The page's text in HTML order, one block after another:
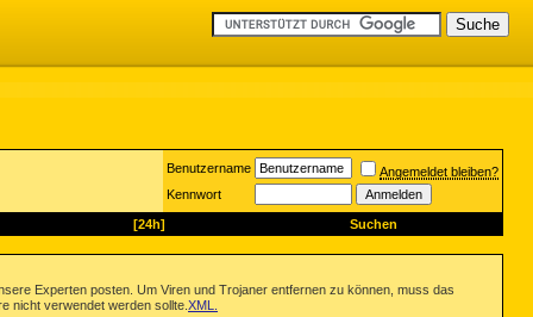
Benutzername
Angemeldet bleiben?
Kennwort
[24h] Suchen
Experten posten. Um Viren und Trojaner entfernen zu können, muss das
nicht verwendet werden sollte. XML